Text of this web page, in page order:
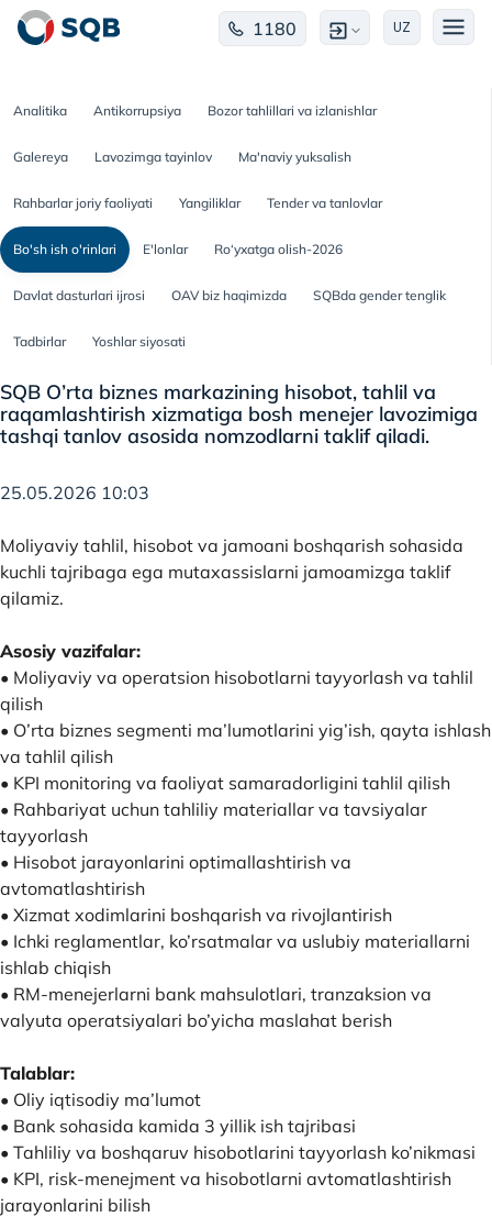
1180 UZ
Analitika Antikorrupsiya Bozor tahlillari va izlanishlar
Galereya Lavozimga tayinlov Ma'naviy yuksalish
Rahbarlar joriy faoliyati Yangiliklar Tender va tanlovlar
Bo'sh ish o'rinlari E'lonlar Ro‘yxatga olish-2026
Davlat dasturlari ijrosi OAV biz haqimizda SQBda gender tenglik
Tadbirlar Yoshlar siyosati
SQB O’rta biznes markazining hisobot, tahlil va
raqamlashtirish xizmatiga bosh menejer lavozimiga
tashqi tanlov asosida nomzodlarni taklif qiladi.
25.05.2026 10:03
Moliyaviy tahlil, hisobot va jamoani boshqarish sohasida
kuchli tajribaga ega mutaxassislarni jamoamizga taklif
qilamiz.
Asosiy vazifalar:
• Moliyaviy va operatsion hisobotlarni tayyorlash va tahlil
qilish
• O’rta biznes segmenti ma’lumotlarini yig’ish, qayta ishlash
va tahlil qilish
• KPI monitoring va faoliyat samaradorligini tahlil qilish
• Rahbariyat uchun tahliliy materiallar va tavsiyalar
tayyorlash
• Hisobot jarayonlarini optimallashtirish va
avtomatlashtirish
• Xizmat xodimlarini boshqarish va rivojlantirish
• Ichki reglamentlar, ko’rsatmalar va uslubiy materiallarni
ishlab chiqish
• RM-menejerlarni bank mahsulotlari, tranzaksion va
valyuta operatsiyalari bo’yicha maslahat berish
Talablar:
• Oliy iqtisodiy ma’lumot
• Bank sohasida kamida 3 yillik ish tajribasi
• Tahliliy va boshqaruv hisobotlarini tayyorlash ko’nikmasi
• KPI, risk-menejment va hisobotlarni avtomatlashtirish
jarayonlarini bilish